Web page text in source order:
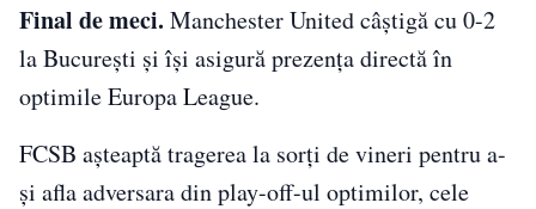
Final de meci. Manchester United câștigă cu 0-2
la București și își asigură prezența directă în
optimile Europa League.
FCSB așteaptă tragerea la sorți de vineri pentru a-
și afla adversara din play-off-ul optimilor, cele